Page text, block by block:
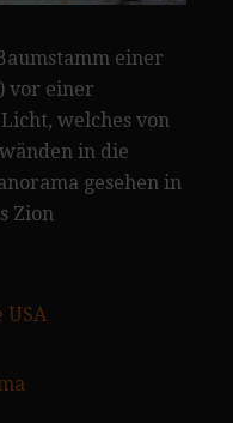
einer
vor einer
welches von
in die
gesehen in
Zion
USA